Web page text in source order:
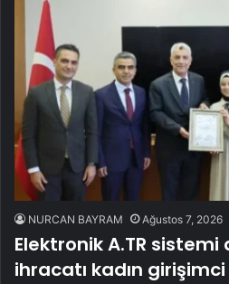
NURCAN BAYRAM Ağustos 7, 2026
Elektronik A.TR
ihracatı kadın